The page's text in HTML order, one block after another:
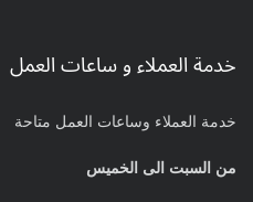
خدمة العملاء و ساعات العمل
خدمة العملاء وساعات العمل متاحة
من السبت الى الخميس